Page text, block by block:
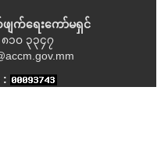
က်ရေးကော်မရှင်
၈၁၀ ၃၃၄၇
: